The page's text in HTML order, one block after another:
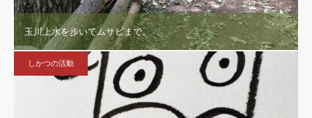
玉川上水を歩いてムサビまで。
しかつの活動